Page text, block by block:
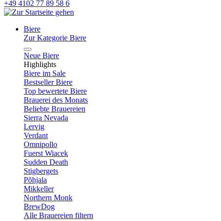
+49 4102 77 89 58 6
Biere
Zur Kategorie Biere
Neue Biere
Highlights
Biere im Sale
Bestseller Biere
Top bewertete Biere
Brauerei des Monats
Beliebte Brauereien
Sierra Nevada
Lervig
Verdant
Omnipollo
Fuerst Wiacek
Sudden Death
Stigbergets
Põhjala
Mikkeller
Northern Monk
BrewDog
Alle Brauereien filtern